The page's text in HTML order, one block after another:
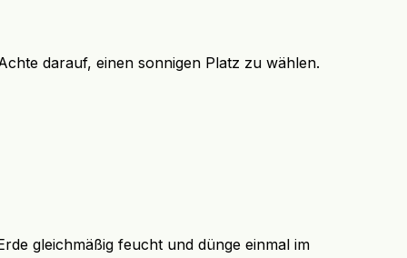
darauf, einen sonnigen Platz zu wählen.
gleichmäßig feucht und dünge einmal im